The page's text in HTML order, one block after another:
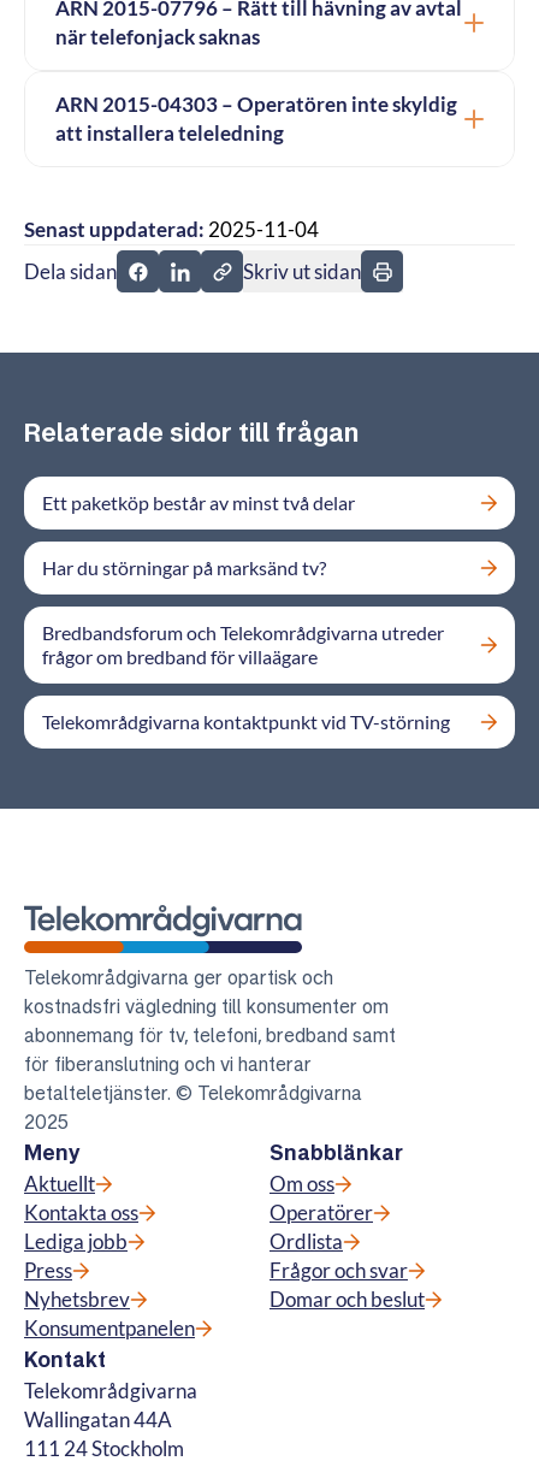
ARN 2015-07796 – Rätt till hävning av avtal
när telefonjack saknas
ARN 2015-04303 – Operatören inte skyldig
att installera teleledning
Senast uppdaterad: 2025-11-04
Dela sidan
Dela sidan på Facebook
Dela sidan på Linkedin
Skriv ut sidan
Relaterade sidor till frågan
Ett paketköp består av minst två delar
Har du störningar på marksänd tv?
Bredbandsforum och Telekområdgivarna utreder
frågor om bredband för villaägare
Telekområdgivarna kontaktpunkt vid TV-störning
Telekområdgivarna
Telekområdgivarna ger opartisk och
kostnadsfri vägledning till konsumenter om
abonnemang för tv, telefoni, bredband samt
för fiberanslutning och vi hanterar
betalteletjänster. © Telekområdgivarna
2025
Meny
Aktuellt
Kontakta oss
Lediga jobb
Press
Nyhetsbrev
Konsumentpanelen
Snabblänkar
Om oss
Operatörer
Ordlista
Frågor och svar
Domar och beslut
Kontakt
Telekområdgivarna
Wallingatan 44A
111 24 Stockholm